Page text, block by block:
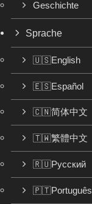
Geschichte
Sprache
🇺🇸English
🇪🇸Español
🇨🇳简体中文
🇹🇼繁體中文
🇷🇺Русский
🇵🇹Português